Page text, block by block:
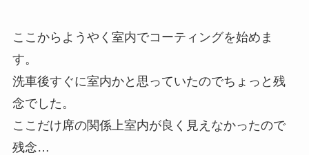
ここからようやく室内でコーティングを始めま
す。
洗車後すぐに室内かと思っていたのでちょっと残
念でした。
ここだけ席の関係上室内が良く見えなかったので
残念…